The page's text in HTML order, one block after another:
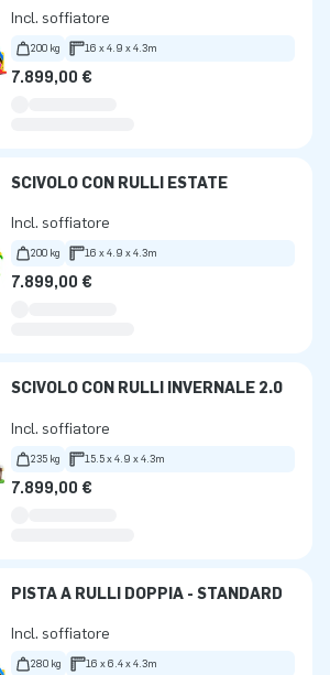
Incl. soffiatore
200 kg 16 x 4.9 x 4.3m
7.899,00 €
SCIVOLO CON RULLI ESTATE
Incl. soffiatore
200 kg 16 x 4.9 x 4.3m
7.899,00 €
SCIVOLO CON RULLI INVERNALE 2.0
Incl. soffiatore
235 kg 15.5 x 4.9 x 4.3m
7.899,00 €
PISTA A RULLI DOPPIA - STANDARD
Incl. soffiatore
280 kg 16 x 6.4 x 4.3m